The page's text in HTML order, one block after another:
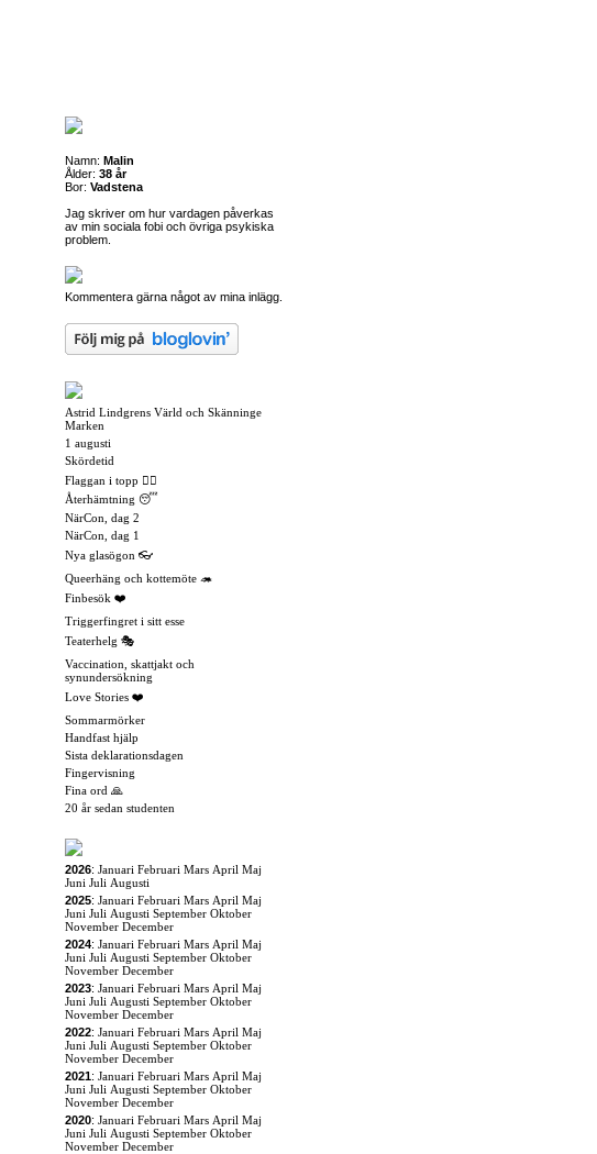
Namn: Malin
Ålder: 38 år
Bor: Vadstena
Jag skriver om hur vardagen påverkas
av min sociala fobi och övriga psykiska
problem.
Kommentera gärna något av mina inlägg.
Astrid Lindgrens Värld och Skänninge
Marken
1 augusti
Skördetid
Flaggan i topp 🏳️‍🌈
Återhämtning 😴
NärCon, dag 2
NärCon, dag 1
Nya glasögon 👓
Queerhäng och kottemöte 🦔
Finbesök ❤️
Triggerfingret i sitt esse
Teaterhelg 🎭
Vaccination, skattjakt och
synundersökning
Love Stories ❤️
Sommarmörker
Handfast hjälp
Sista deklarationsdagen
Fingervisning
Fina ord 🙏
20 år sedan studenten
2026: Januari Februari Mars April Maj
Juni Juli Augusti
2025: Januari Februari Mars April Maj
Juni Juli Augusti September Oktober
November December
2024: Januari Februari Mars April Maj
Juni Juli Augusti September Oktober
November December
2023: Januari Februari Mars April Maj
Juni Juli Augusti September Oktober
November December
2022: Januari Februari Mars April Maj
Juni Juli Augusti September Oktober
November December
2021: Januari Februari Mars April Maj
Juni Juli Augusti September Oktober
November December
2020: Januari Februari Mars April Maj
Juni Juli Augusti September Oktober
November December